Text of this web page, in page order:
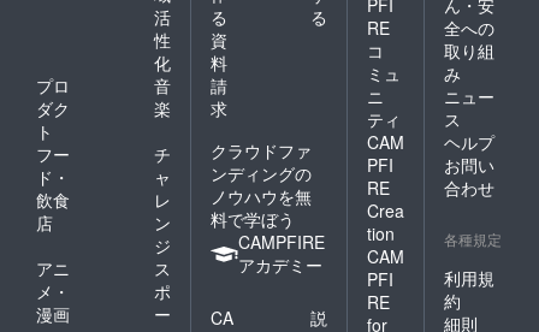
活
性
化
プロ
ダク
ト
音
楽
フー
ド・
飲食
店
チ
ャ
レ
ン
ジ
アニ
メ・
漫画
ス
ポ
ー
る
る
資
料
請
求
クラウドファ
ンディングの
ノウハウを無
料で学ぼう
CAMPFIRE
アカデミー
CA
説
RE
コ
ミュ
ニ
ティ
CAM
PFI
RE
Crea
tion
CAM
PFI
RE
for
全への
取り組
み
ニュー
ス
ヘルプ
お問い
合わせ
各種規定
利用規
約
細則